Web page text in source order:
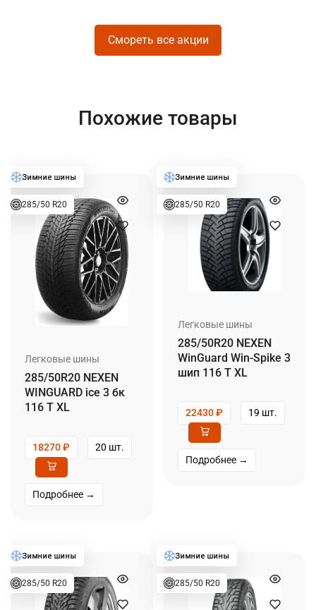
Смореть все акции
Похожие товары
285/50 R20
Легковые шины
285/50R20 NEXEN
WINGUARD ice 3 бк
116 T XL
18270₽ 20 шт.
Подробнее →
285/50 R20
Легковые шины
285/50R20 NEXEN
WinGuard Win-Spike 3
шип 116 T XL
22430₽ 19 шт.
Подробнее →
285/50 R20 285/50 R20